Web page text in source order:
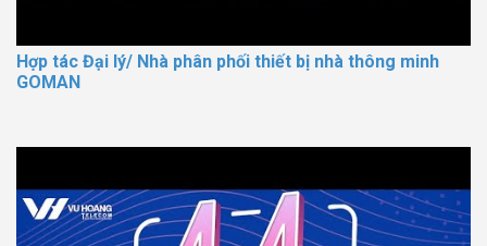
Hợp tác Đại lý/ Nhà phân phối thiết bị nhà thông minh
GOMAN